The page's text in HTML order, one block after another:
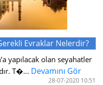
Evraklar Nelerdir?
yapılacak olan seyahatler
T�... Devamını Gör
28-07-2020 10:51